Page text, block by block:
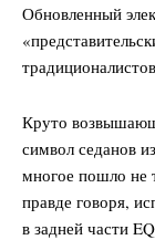
Обновленный
Круто
символ седанов
многое пошло не
правде говоря,
в задней части